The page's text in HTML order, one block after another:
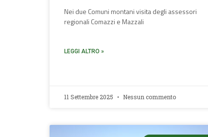
Nei due Comuni montani visita degli assessori
regionali Comazzi e Mazzali
LEGGI ALTRO »
11 Settembre 2025 Nessun commento